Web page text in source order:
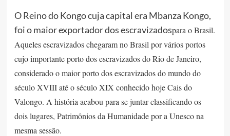
O Reino do Kongo cuja capital era Mbanza Kongo,
foi o maior exportador dos escravizadospara o Brasil.
Aqueles escravizados chegaram no Brasil por vários portos
cujo importante porto dos escravizados do Rio de Janeiro,
considerado o maior porto dos escravizados do mundo do
século XVIII até o século XIX conhecido hoje Cais do
Valongo. A história acabou para se juntar classificando os
dois lugares, Patrimônios da Humanidade por a Unesco na
mesma sessão.